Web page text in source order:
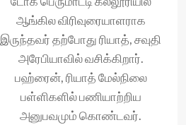
ஆங்கில விரிவுரையாளராக
இருந்தவர் தற்போது ரியாத், சவுதி
அரேபியாவில் வசிக்கிறார்.
பஹ்ரைன், ரியாத் மேல்நிலை
பள்ளிகளில் பணியாற்றிய
அனுபவமும் கொண்டவர்.